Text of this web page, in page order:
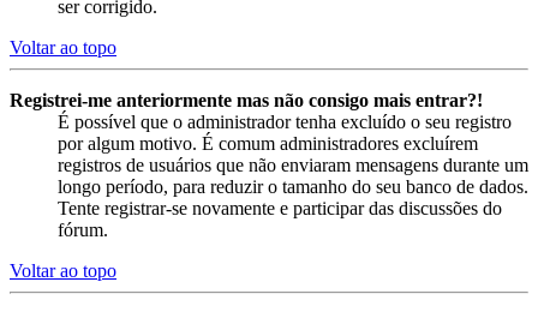
ser corrigido.
Voltar ao topo
Registrei-me anteriormente mas não consigo mais entrar?!
É possível que o administrador tenha excluído o seu registro
por algum motivo. É comum administradores excluírem
registros de usuários que não enviaram mensagens durante um
longo período, para reduzir o tamanho do seu banco de dados.
Tente registrar-se novamente e participar das discussões do
fórum.
Voltar ao topo